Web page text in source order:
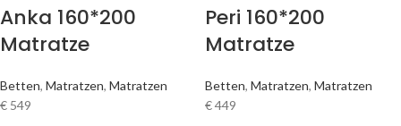
Anka 160*200
Matratze
Betten, Matratzen, Matratzen
€ 549
Peri 160*200
Matratze
Betten, Matratzen, Matratzen
€449